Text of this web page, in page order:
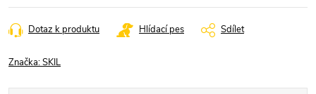
cena:
Dotaz k produktu Hlídací pes Sdílet
Značka:SKIL